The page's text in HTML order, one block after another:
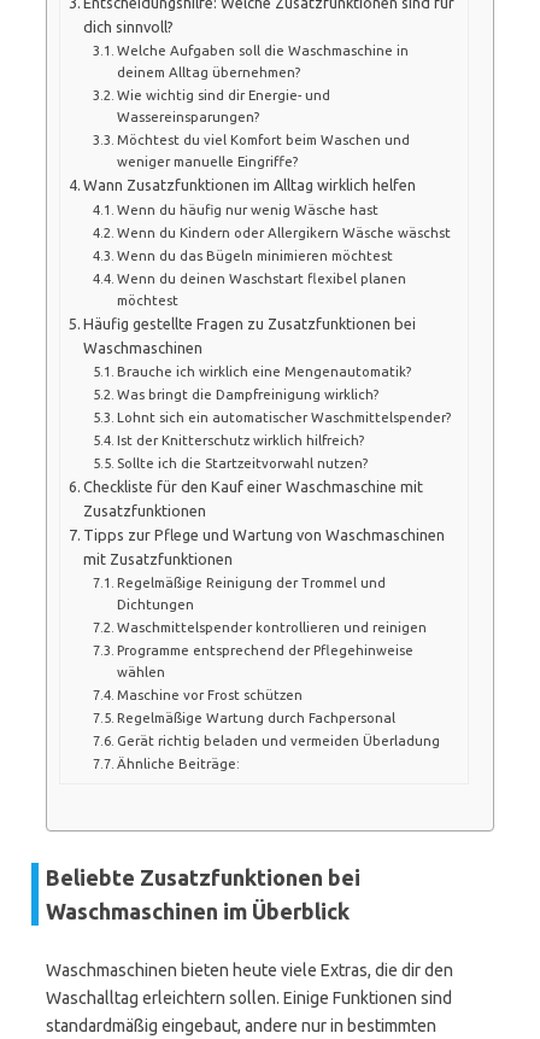
dich sinnvoll?
Welche Aufgaben soll die Waschmaschine in
deinem Alltag übernehmen?
Wie wichtig sind dir Energie- und
Wassereinsparungen?
Möchtest du viel Komfort beim Waschen und
weniger manuelle Eingriffe?
Wann Zusatzfunktionen im Alltag wirklich helfen
Wenn du häufig nur wenig Wäsche hast
Wenn du Kindern oder Allergikern Wäsche wäschst
Wenn du das Bügeln minimieren möchtest
Wenn du deinen Waschstart flexibel planen
möchtest
Häufig gestellte Fragen zu Zusatzfunktionen bei
Waschmaschinen
Brauche ich wirklich eine Mengenautomatik?
Was bringt die Dampfreinigung wirklich?
Lohnt sich ein automatischer Waschmittelspender?
Ist der Knitterschutz wirklich hilfreich?
Sollte ich die Startzeitvorwahl nutzen?
Checkliste für den Kauf einer Waschmaschine mit
Zusatzfunktionen
Tipps zur Pflege und Wartung von Waschmaschinen
mit Zusatzfunktionen
Regelmäßige Reinigung der Trommel und
Dichtungen
Waschmittelspender kontrollieren und reinigen
Programme entsprechend der Pflegehinweise
wählen
Maschine vor Frost schützen
Regelmäßige Wartung durch Fachpersonal
Gerät richtig beladen und vermeiden Überladung
Ähnliche Beiträge:
Beliebte Zusatzfunktionen bei
Waschmaschinen im Überblick
Waschmaschinen bieten heute viele Extras, die dir den
Waschalltag erleichtern sollen. Einige Funktionen sind
standardmäßig eingebaut, andere nur in bestimmten